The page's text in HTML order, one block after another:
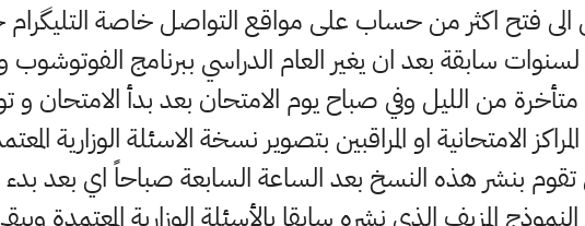
الى فتح اكثر من حساب على مواقع التواصل خاصة
لسنوات سابقة بعد ان يغير العام الدراسي ببرنامج الفوتوشوب
من الليل وفي صباح يوم الامتحان بعد بدأ الامتحان و
الامتحانية او المراقبين بتصوير نسخة الاسئلة الوزارية
تقوم بنشر هذه النسخ بعد الساعة السابعة صباحاً اي بعد
المزيف الذي نشره سابقا بالأسئلة الوزارية المعتمدة